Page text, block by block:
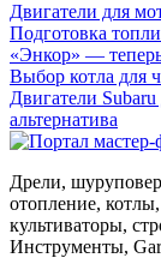
Двигатели для
Подготовка
«Энкор» —
Выбор котла для
Двигатели
альтернатива
Дрели,
отопление,
культиваторы,
Инструменты,